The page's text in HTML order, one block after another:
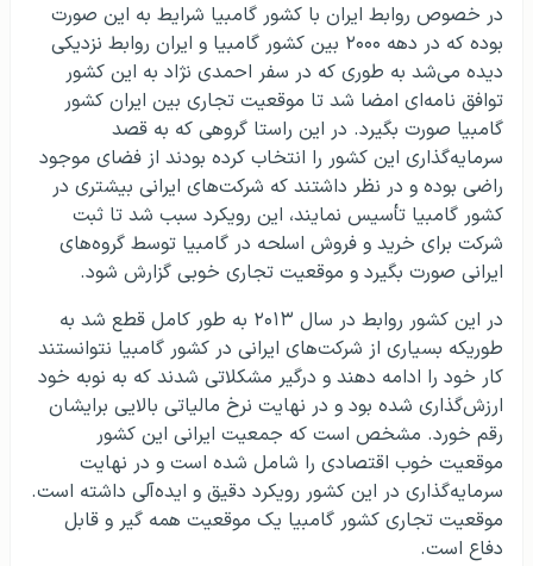
در خصوص روابط ایران با کشور گامبیا شرایط به این صورت
بوده که در دهه ۲۰۰۰ بین کشور گامبیا و ایران روابط نزدیکی
دیده می‌شد به طوری که در سفر احمدی نژاد به این کشور
توافق نامه‌ای امضا شد تا موقعیت تجاری بین ایران کشور
گامبیا صورت بگیرد. در این راستا گروهی که به قصد
سرمایه‌گذاری این کشور را انتخاب کرده بودند از فضای موجود
راضی بوده و در نظر داشتند که شرکت‌های ایرانی بیشتری در
کشور گامبیا تأسیس نمایند، این رویکرد سبب شد تا ثبت
شرکت برای خرید و فروش اسلحه در گامبیا توسط گروه‌های
ایرانی صورت بگیرد و موقعیت تجاری خوبی گزارش شود.
در این کشور روابط در سال ۲۰۱۳ به طور کامل قطع شد به
طوریکه بسیاری از شرکت‌های ایرانی در کشور گامبیا نتوانستند
کار خود را ادامه دهند و درگیر مشکلاتی شدند که به نوبه خود
ارزش‌گذاری شده بود و در نهایت نرخ مالیاتی بالایی برایشان
رقم خورد. مشخص است که جمعیت ایرانی این کشور
موقعیت خوب اقتصادی را شامل شده است و در نهایت
سرمایه‌گذاری در این کشور رویکرد دقیق و ایده‌آلی داشته است.
موقعیت تجاری کشور گامبیا یک موقعیت همه گیر و قابل
دفاع است.